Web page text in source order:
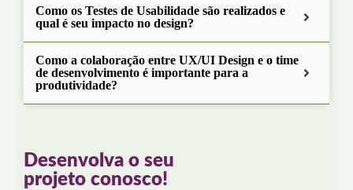
Como os Testes de Usabilidade são realizados e
qual é seu impacto no design?
Como a colaboração entre UX/UI Design e o time
de desenvolvimento é importante para a
produtividade?
Desenvolva o seu
projeto conosco!